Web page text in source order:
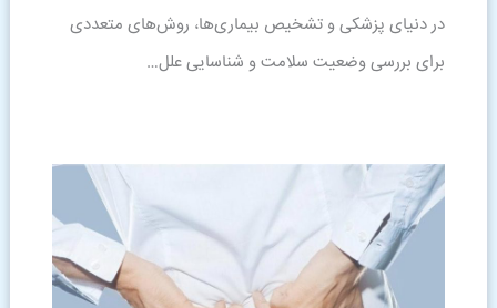
در دنیای پزشکی و تشخیص بیماری‌ها، روش‌های متعددی
برای بررسی وضعیت سلامت و شناسایی علل…